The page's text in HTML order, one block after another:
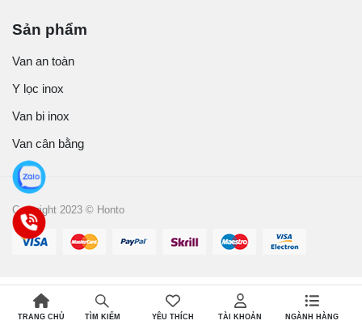
Sản phẩm
Van an toàn
Y lọc inox
Van bi inox
Van cân bằng
Copyright 2023 © Honto
TRANG CHỦ TÌM KIẾM YÊU THÍCH TÀI KHOẢN NGÀNH HÀNG